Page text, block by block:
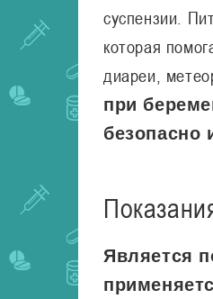
суспензии.
которая
диареи,
при
безопасно
Является